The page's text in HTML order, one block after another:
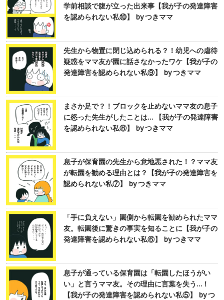
学前相談で腹が立った出来事【我が子の発達障害
を認められない私⑩】 by つきママ
先生から物置に閉じ込められる？！幼児への虐待
疑惑をママ友が園に話さなかったワケ【我が子の
発達障害を認められない私⑨】 by つきママ
まさか足で？！ブロックを止めないママ友の息子
に怒った先生がしたことは… 【我が子の発達障害
を認められない私⑧】 by つきママ
息子が保育園の先生から意地悪された！？ママ友
が転園を勧める理由とは？【我が子の発達障害を
認められない私⑦】 by つきママ
「手に負えない」園側から転園を勧められたママ
友。転園後に驚きの事実を知ることに【我が子の
発達障害を認められない私⑥】 by つきママ
息子が通っている保育園は「転園したほうがい
い」と言うママ友。その理由に言葉を失う…！
【我が子の発達障害を認められない私⑤】 by つ